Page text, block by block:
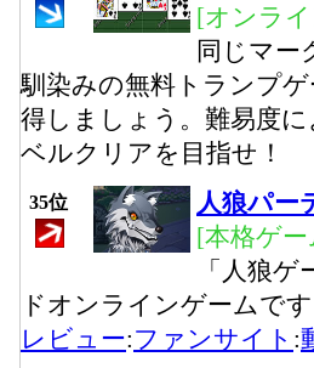
[オンラ
同じマー
馴染みの無料トランプ
得しましょう。難易度
ベルクリアを目指せ！
35位
人狼パー
[本格ゲ
「人狼
ドオンラインゲームです
レビュー:ファンサイト :